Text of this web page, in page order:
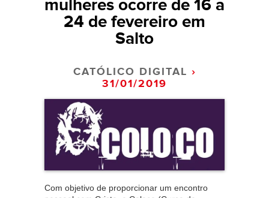
mulheres ocorre de 16 a
24 de fevereiro em
Salto
CATÓLICO DIGITAL ›
31/01/2019
Com objetivo de proporcionar um encontro